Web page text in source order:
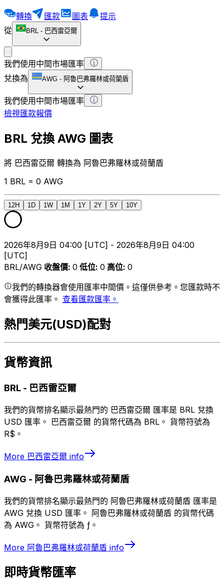
轉換 匯款 圖表
提示
從
BRL - 巴西雷亞爾
我們使用中間市場匯率
兌換為
AWG - 阿魯巴弗羅林或荷蘭盾
我們使用中間市場匯率
檢視匯款報價
BRL 兌換 AWG 圖表
將 巴西雷亞爾 轉換為 阿魯巴弗羅林或荷蘭盾
1 BRL = 0 AWG
12H 1D 1W 1M 1Y 2Y 5Y 10Y
2026年8月9日 04:00 [UTC] - 2026年8月9日 04:00
[UTC]
BRL/AWG 收盤價: 0 低位: 0 高位: 0
我們的轉換器會使用匯率中間價。這僅供參考。您匯款時不
會獲得此匯率。 查看匯款匯率。
熱門美元(USD)配對
貨幣資訊
BRL - 巴西雷亞爾
我們的貨幣排名顯示最熱門的 巴西雷亞爾 匯率是 BRL 兌換
USD 匯率。 巴西雷亞爾 的貨幣代碼為 BRL。 貨幣符號為
R$。
More 巴西雷亞爾 info
AWG - 阿魯巴弗羅林或荷蘭盾
我們的貨幣排名顯示最熱門的 阿魯巴弗羅林或荷蘭盾 匯率是
AWG 兌換 USD 匯率。 阿魯巴弗羅林或荷蘭盾 的貨幣代碼
為 AWG。 貨幣符號為 ƒ。
More 阿魯巴弗羅林或荷蘭盾 info
即時貨幣匯率